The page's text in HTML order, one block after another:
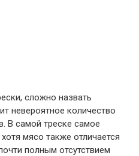
сложно назвать
невероятное количество
В самой треске самое
мясо также отличается
полным отсутствием